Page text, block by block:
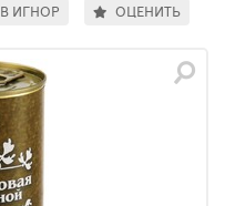
В ИГНОР ОЦЕНИТЬ